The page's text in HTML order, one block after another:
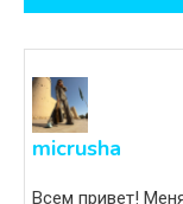
записям
micrusha
Всем привет!